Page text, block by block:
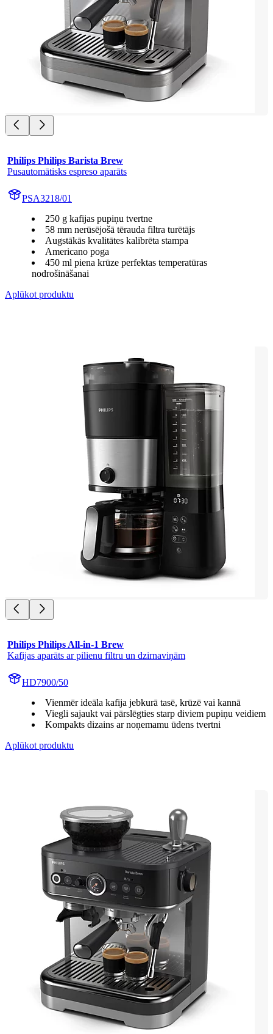
Philips Philips Barista Brew
Pusautomātisks espreso aparāts
PSA3218/01
250 g kafijas pupiņu tvertne
58 mm nerūsējošā tērauda filtra turētājs
Augstākās kvalitātes kalibrēta stampa
Americano poga
450 ml piena krūze perfektas temperatūras
nodrošināšanai
Aplūkot produktu
Philips Philips All-in-1 Brew
Kafijas aparāts ar pilienu filtru un dzirnaviņām
HD7900/50
Vienmēr ideāla kafija jebkurā tasē, krūzē vai kannā
Viegli sajaukt vai pārslēgties starp diviem pupiņu veidiem
Kompakts dizains ar noņemamu ūdens tvertni
Aplūkot produktu